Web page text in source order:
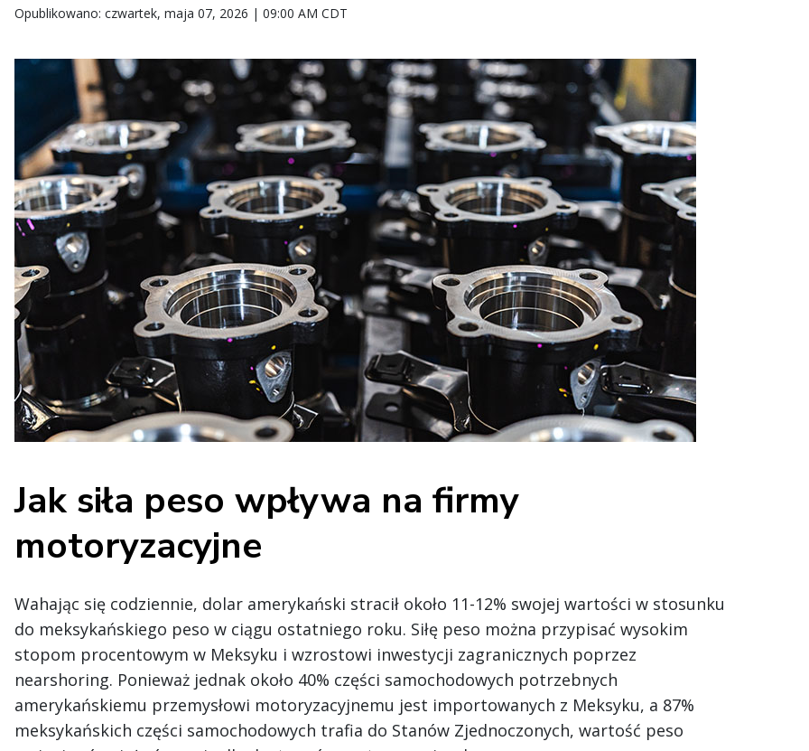
Opublikowano: czwartek, maja 07, 2026 | 09:00 AM CDT
Jak siła peso wpływa na firmy
motoryzacyjne
Wahając się codziennie, dolar amerykański stracił około 11-12% swojej wartości w stosunku
do meksykańskiego peso w ciągu ostatniego roku. Siłę peso można przypisać wysokim
stopom procentowym w Meksyku i wzrostowi inwestycji zagranicznych poprzez
nearshoring. Ponieważ jednak około 40% części samochodowych potrzebnych
amerykańskiemu przemysłowi motoryzacyjnemu jest importowanych z Meksyku, a 87%
meksykańskich części samochodowych trafia do Stanów Zjednoczonych, wartość peso